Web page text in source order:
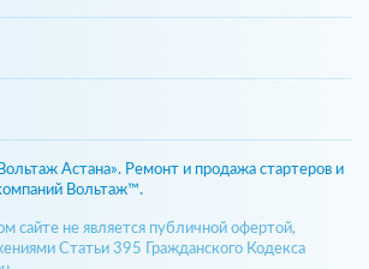
Астана». Ремонт и продажа стартеров и
Вольтаж™.
сайте не является публичной офертой,
Статьи 395 Гражданского Кодекса